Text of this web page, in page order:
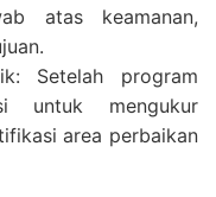
atas keamanan,
Setelah program
untuk mengukur
area perbaikan